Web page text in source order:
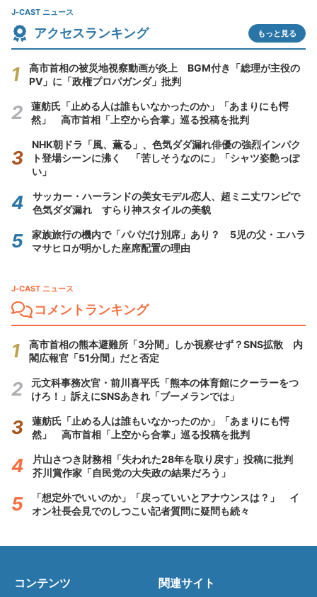
J-CAST ニュース
アクセスランキング もっと見る
高市首相の被災地視察動画が炎上 BGM付き「総理が主役の
PV」に「政権プロパガンダ」批判
蓮舫氏「止める人は誰もいなかったのか」「あまりにも愕
然」 高市首相「上空から合掌」巡る投稿を批判
NHK朝ドラ「風、薫る」、色気ダダ漏れ俳優の強烈インパク
ト登場シーンに沸く 「苦しそうなのに」「シャツ姿艶っぽ
い」
サッカー・ハーランドの美女モデル恋人、超ミニ丈ワンピで
色気ダダ漏れ すらり神スタイルの美貌
家族旅行の機内で「パパだけ別席」あり？ 5児の父・エハラ
マサヒロが明かした座席配置の理由
J-CAST ニュース
コメントランキング
高市首相の熊本避難所「3分間」しか視察せず？SNS拡散 内
閣広報官「51分間」だと否定
元文科事務次官・前川喜平氏「熊本の体育館にクーラーをつ
けろ！」訴えにSNSあきれ「ブーメランでは」
蓮舫氏「止める人は誰もいなかったのか」「あまりにも愕
然」 高市首相「上空から合掌」巡る投稿を批判
片山さつき財務相「失われた28年を取り戻す」投稿に批判
芥川賞作家「自民党の大失政の結果だろう」
「想定外でいいのか」「戻っていいとアナウンスは？」 イ
オン社長会見でのしつこい記者質問に疑問も続々
コンテンツ 関連サイト